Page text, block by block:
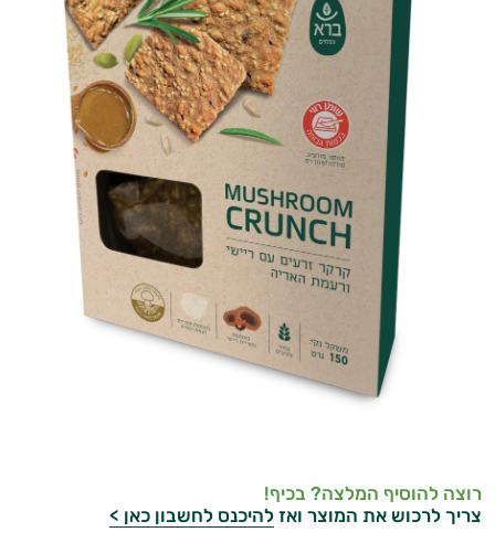
רוצה להוסיף המלצה? בכיף!
צריך לרכוש את המוצר ואז להיכנס לחשבון כאן >